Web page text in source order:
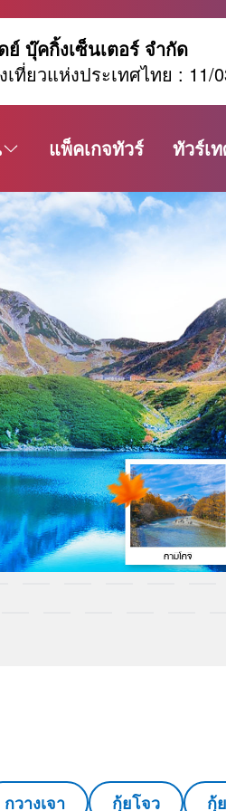
บุ๊คกิ้งเซ็นเตอร์ จำกัด
ที่ยวแห่งประเทศไทย : 11/
แพ็คเกจทัวร์ ทัวร์เ
กวางเจา กุ้ยโจว กุ้